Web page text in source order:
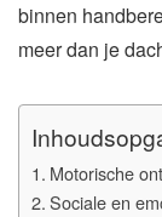
binnen
meer dan je
Motorische
Sociale en